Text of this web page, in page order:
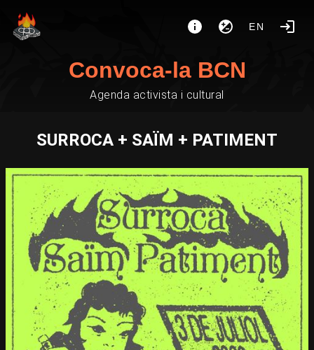
EN
Convoca-la BCN
Agenda activista i cultural
SURROCA + SAÏM + PATIMENT